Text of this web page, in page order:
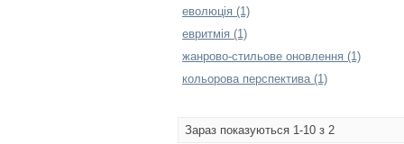
еволюція (1)
евритмія (1)
жанрово-стильове оновлення (1)
кольорова перспектива (1)
Зараз показуються 1-10 з 2